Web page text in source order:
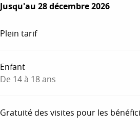
Du9 juin 2026au28 décembre 2026
Jusqu'au 28 décembre 2026
Plein tarif
Enfant
De 14 à 18 ans
Gratuité des visites pour les